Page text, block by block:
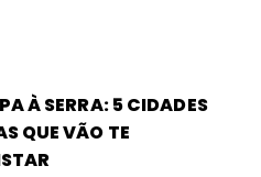
À SERRA: 5 CIDADES
QUE VÃO TE